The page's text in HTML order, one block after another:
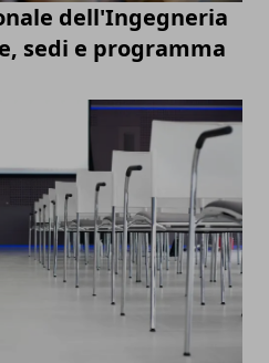
dell'Ingegneria
sedi e programma